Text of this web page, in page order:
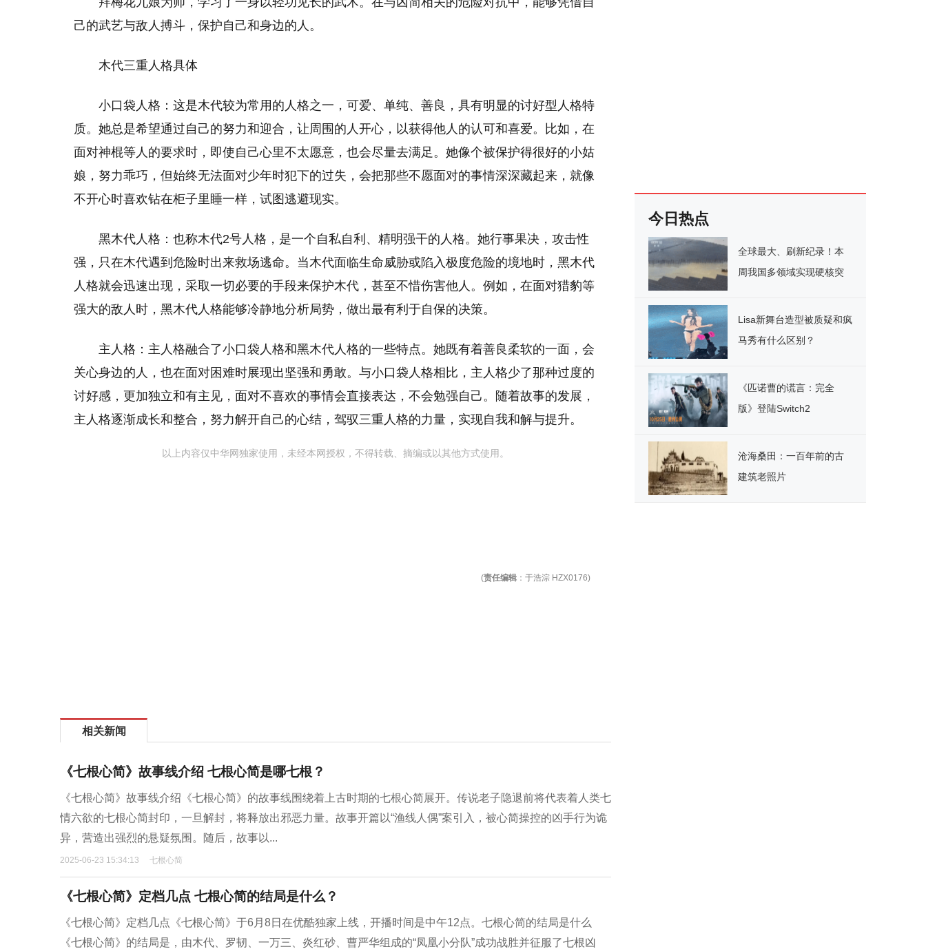
己的武艺与敌人搏斗，保护自己和身边的人。
木代三重人格具体
小口袋人格：这是木代较为常用的人格之一，可爱、单纯、善良，具有明显的讨好型人格特
质。她总是希望通过自己的努力和迎合，让周围的人开心，以获得他人的认可和喜爱。比如，在
面对神棍等人的要求时，即使自己心里不太愿意，也会尽量去满足。她像个被保护得很好的小姑
娘，努力乖巧，但始终无法面对少年时犯下的过失，会把那些不愿面对的事情深深藏起来，就像
不开心时喜欢钻在柜子里睡一样，试图逃避现实。
黑木代人格：也称木代2号人格，是一个自私自利、精明强干的人格。她行事果决，攻击性
强，只在木代遇到危险时出来救场逃命。当木代面临生命威胁或陷入极度危险的境地时，黑木代
人格就会迅速出现，采取一切必要的手段来保护木代，甚至不惜伤害他人。例如，在面对猎豹等
强大的敌人时，黑木代人格能够冷静地分析局势，做出最有利于自保的决策。
主人格：主人格融合了小口袋人格和黑木代人格的一些特点。她既有着善良柔软的一面，会
关心身边的人，也在面对困难时展现出坚强和勇敢。与小口袋人格相比，主人格少了那种过度的
讨好感，更加独立和有主见，面对不喜欢的事情会直接表达，不会勉强自己。随着故事的发展，
主人格逐渐成长和整合，努力解开自己的心结，驾驭三重人格的力量，实现自我和解与提升。
以上内容仅中华网独家使用，未经本网授权，不得转载、摘编或以其他方式使用。
(责任编辑 ：于浩淙 HZX0176)
相关新闻
《七根心简》故事线介绍 七根心简是哪七根？
《七根心简》故事线介绍《七根心简》的故事线围绕着上古时期的七根心简展开。传说老子隐退前将代表着人类七
情六欲的七根心简封印，一旦解封，将释放出邪恶力量。故事开篇以“渔线人偶”案引入，被心简操控的凶手行为诡
异，营造出强烈的悬疑氛围。随后，故事以...
2025-06-23 15:34:13 七根心简
《七根心简》定档几点 七根心简的结局是什么？
《七根心简》定档几点《七根心简》于6月8日在优酷独家上线，开播时间是中午12点。七根心简的结局是什么
《七根心简》的结局是，由木代、罗韧、一万三、炎红砂、曹严华组成的“凤凰小分队”成功战胜并征服了七根凶
今日热点
全球最大、刷新纪录！本
周我国多领域实现硬核突
Lisa新舞台造型被质疑和疯
马秀有什么区别？
《匹诺曹的谎言：完全
版》登陆Switch2
沧海桑田：一百年前的古
建筑老照片